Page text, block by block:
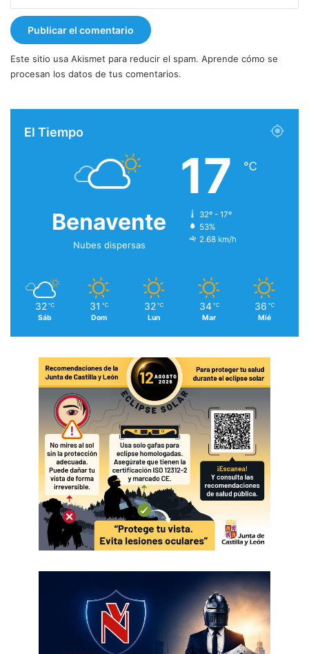
Este sitio usa Akismet para reducir el spam. Aprende cómo se
procesan los datos de tus comentarios.
El Tiempo
Benavente
Nubes dispersas
17 ℃
32º - 17º
53%
2.68 km/h
32 ℃
Sáb
31 ℃
Dom
32 ℃
Lun
34 ℃
Mar
36 ℃
Mié